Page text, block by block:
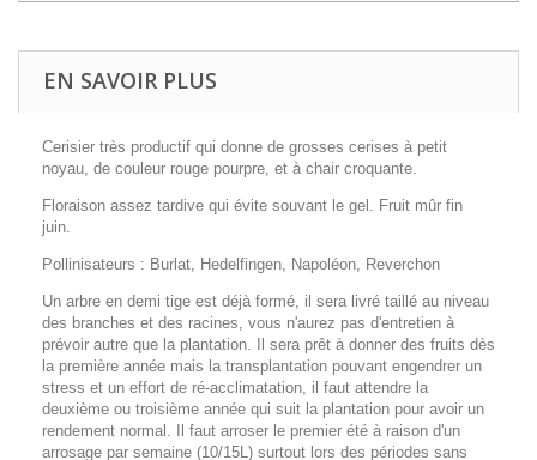
EN SAVOIR PLUS
Cerisier très productif qui donne de grosses cerises à petit
noyau, de couleur rouge pourpre, et à chair croquante.
Floraison assez tardive qui évite souvant le gel. Fruit mûr fin
juin.
Pollinisateurs : Burlat, Hedelfingen, Napoléon, Reverchon
Un arbre en demi tige est déjà formé, il sera livré taillé au niveau
des branches et des racines, vous n'aurez pas d'entretien à
prévoir autre que la plantation. Il sera prêt à donner des fruits dès
la première année mais la transplantation pouvant engendrer un
stress et un effort de ré-acclimatation, il faut attendre la
deuxième ou troisième année qui suit la plantation pour avoir un
rendement normal. Il faut arroser le premier été à raison d'un
arrosage par semaine (10/15L) surtout lors des périodes sans